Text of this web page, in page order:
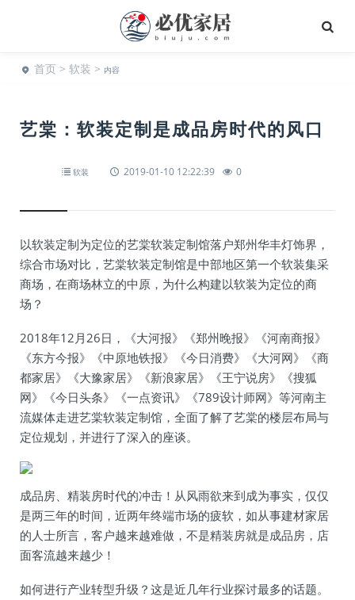
首页 > 软装 > 内容
艺棠：软装定制是成品房时代的风口
软装 2019-01-10 12:22:39 0
以软装定制为定位的艺棠软装定制馆落户郑州华丰灯饰界，
综合市场对比，艺棠软装定制馆是中部地区第一个软装集采
商场，在商场林立的中原，为什么构建以软装为定位的商
场？
2018年12月26日，《大河报》《郑州晚报》《河南商报》
《东方今报》《中原地铁报》《今日消费》《大河网》《商
都家居》《大豫家居》《新浪家居》《王宁说房》《搜狐
网》《今日头条》《一点资讯》《789设计师网》等河南主
流媒体走进艺棠软装定制馆，全面了解了艺棠的楼层布局与
定位规划，并进行了深入的座谈。
成品房、精装房时代的冲击！从风雨欲来到成为事实，仅仅
是两三年的时间，近两年终端市场的疲软，如从事建材家居
的人士所言，客户越来越难做，不是精装房就是成品房，店
面客流越来越少！
如何进行产业转型升级？这是近几年行业探讨最多的话题。